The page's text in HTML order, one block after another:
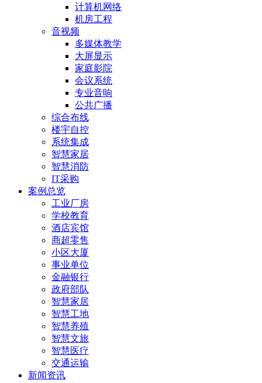
计算机网络
机房工程
音视频
多媒体教学
大屏显示
家庭影院
会议系统
专业音响
公共广播
综合布线
楼宇自控
系统集成
智慧家居
智慧消防
IT采购
案例总览
工业厂房
学校教育
酒店宾馆
商超零售
小区大厦
事业单位
金融银行
政府部队
智慧家居
智慧工地
智慧养殖
智慧文旅
智慧医疗
交通运输
新闻资讯